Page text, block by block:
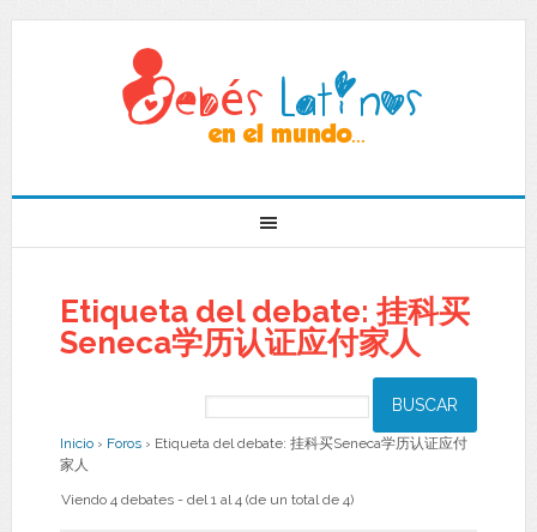
Etiqueta del debate: 挂科买
Seneca学历认证应付家人
Inicio › Foros › Etiqueta del debate: 挂科买Seneca学历认证应付
家人
Viendo 4 debates - del 1 al 4 (de un total de 4)